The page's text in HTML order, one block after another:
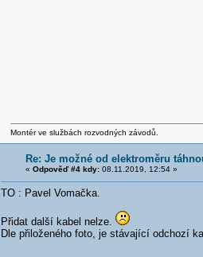
Montér ve službách rozvodných závodů.
Re: Je možné od elektroměru
« Odpověď #4 kdy:08.11.2019, 12:54 »
TO : Pavel Vomačka.
Přidat další kabel nelze.
Dle přiloženého foto, je stávající odchozí